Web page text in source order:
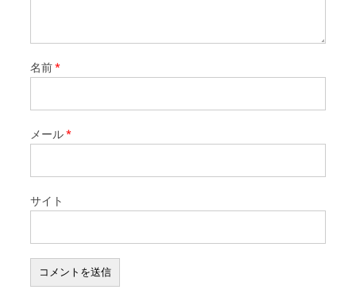
名前*
メール*
サイト